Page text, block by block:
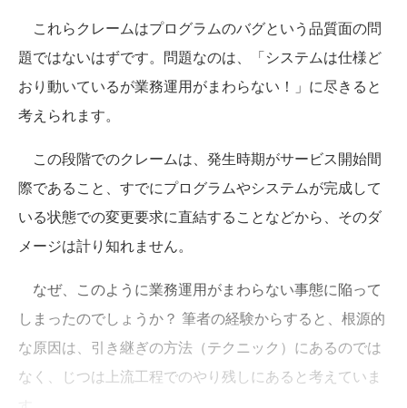
これらクレームはプログラムのバグという品質面の問
題ではないはずです。問題なのは、「システムは仕様ど
おり動いているが業務運用がまわらない！」に尽きると
考えられます。
この段階でのクレームは、発生時期がサービス開始間
際であること、すでにプログラムやシステムが完成して
いる状態での変更要求に直結することなどから、そのダ
メージは計り知れません。
なぜ、このように業務運用がまわらない事態に陥って
しまったのでしょうか？ 筆者の経験からすると、根源的
な原因は、引き継ぎの方法（テクニック）にあるのでは
なく、じつは上流工程でのやり残しにあると考えていま